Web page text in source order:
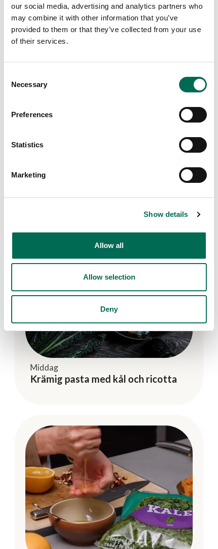
our social media, advertising and analytics partners who
may combine it with other information that you’ve
provided to them or that they’ve collected from your use
of their services.
Selection
Necessary
Preferences
Statistics
Marketing
Show details
Allow all
Allow selection
Deny
Spetskål
Fler recept
Middag
Krämig pasta med kål och ricotta